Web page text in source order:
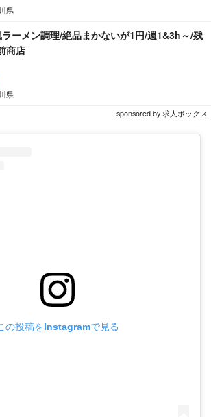
県
ーメン調理/絶品まかないが1円/週1&3h～/残
商店
県
sponsored by 求人ボックス
の投稿をInstagramで見る